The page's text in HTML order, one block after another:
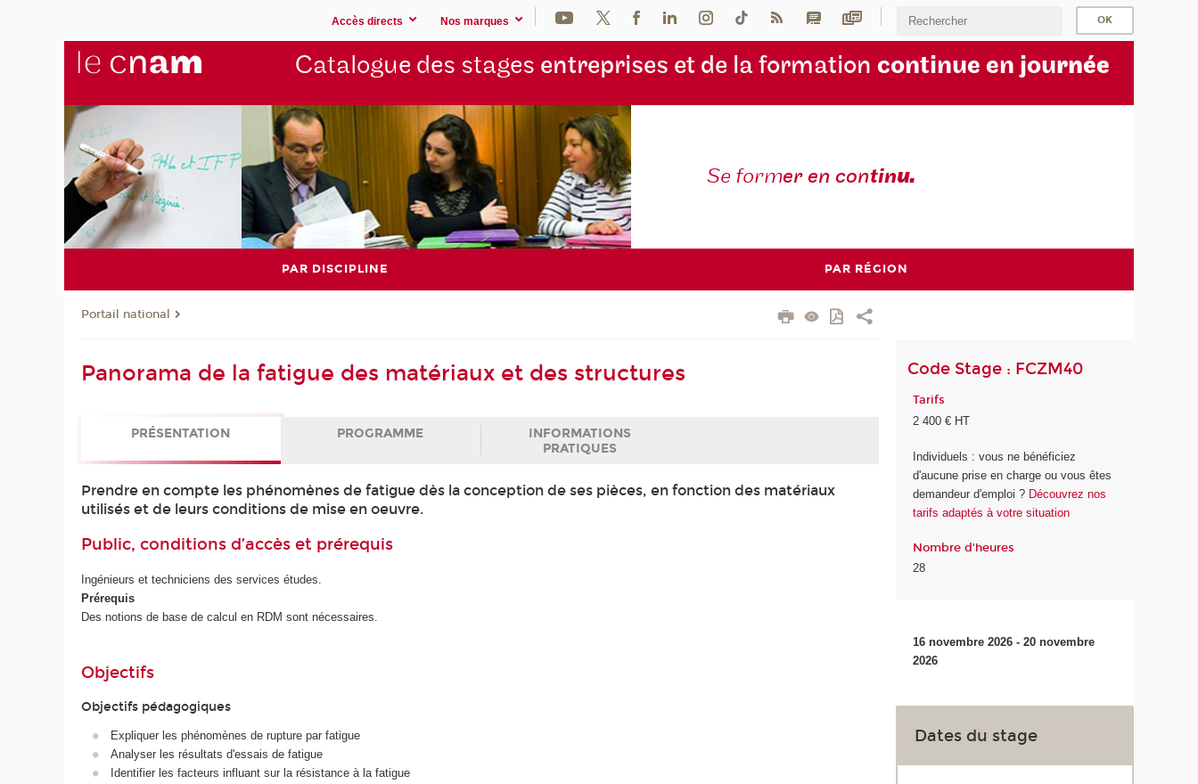
Accès directs Nos marques
Catalogue des stages entreprises et de la formation continue en journée
Se former en continu.
PAR DISCIPLINE PAR RÉGION
Portail national
Panorama de la fatigue des matériaux et des structures
PRÉSENTATION PROGRAMME
INFORMATIONS
PRATIQUES
Prendre en compte les phénomènes de fatigue dès la conception de ses pièces, en fonction des matériaux
utilisés et de leurs conditions de mise en oeuvre.
Public, conditions d’accès et prérequis
Ingénieurs et techniciens des services études.
Prérequis
Des notions de base de calcul en RDM sont nécessaires.
Objectifs
Objectifs pédagogiques
Expliquer les phénomènes de rupture par fatigue
Analyser les résultats d'essais de fatigue
Identifier les facteurs influant sur la résistance à la fatigue
Code Stage : FCZM40
Tarifs
2 400 € HT
Individuels : vous ne bénéficiez
d'aucune prise en charge ou vous êtes
demandeur d'emploi ? Découvrez nos
tarifs adaptés à votre situation
Nombre d'heures
28
16 novembre 2026 - 20 novembre
2026
Dates du stage